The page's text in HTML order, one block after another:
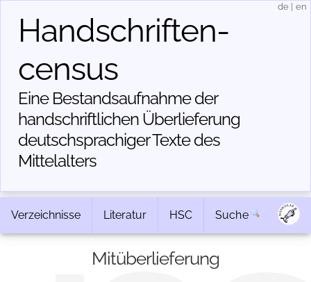
Handschriften­
census
Eine Bestandsaufnahme der
handschriftlichen Über­lieferung
deutschsprachiger Texte des
Mittelalters
de en
Verzeichnisse Literatur HSC Suche
Mitüberlieferung